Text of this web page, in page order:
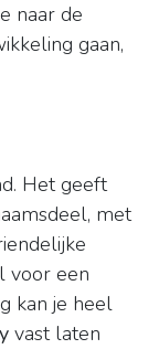
naar de
gaan,
Het geeft
met
voor een
kan je heel
vast laten